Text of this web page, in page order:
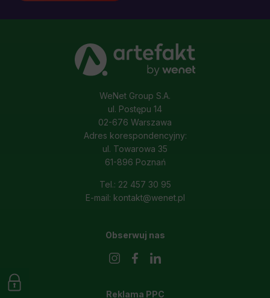
WeNet Group S.A.
ul. Postępu 14
02-676 Warszawa
Adres korespondencyjny:
ul. Towarowa 35
61-896 Poznań
Tel.: 22 457 30 95
E-mail: kontakt@wenet.pl
Reklama PPC
Obserwuj nas